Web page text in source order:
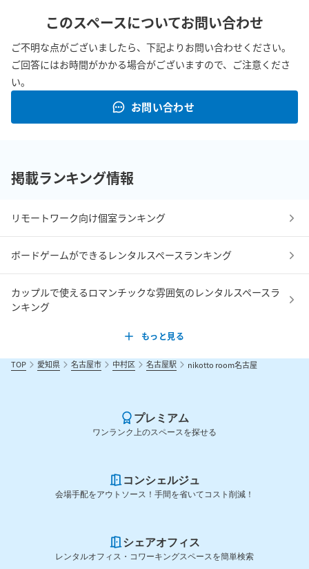
★当スペースは、無人運用、ご利用者様のセルフクリーニングに
より低価格でのご提供をしております。
【片付け・ゴミについて】
ゴミ箱はございません。ゴミは必ずお持ち帰りください。
てください。
ゴミを置いていった場合は清掃費及び罰金を請求いたします。
◎おすすめ利用用途◎
会議/セミナー/交流会/勉強会/英会話教室/カウンセリング/インタ
ビュー/撮影/テレワーク/コワーキング/作業場所/Web会議/オンラ
イン授業/ボードゲーム　等
【重要】必ずお読みください
事項が記載されておりますので、必ずご確認ください。
に限り、逸失利益、事業機会の喪失等の間接的な損害については
良等による返金や保証は出来かねます。
損・破損等が発生した場合、復旧費用及び罰金を請求する場合が
ございます。
このスペースについてお問い合わせ
ご不明な点がございましたら、下記よりお問い合わせください。
ご回答にはお時間がかかる場合がございますので、ご注意くださ
い。
お問い合わせ
掲載ランキング情報
リモートワーク向け個室ランキング
ボードゲームができるレンタルスペースランキング
カップルで使えるロマンチックな雰囲気のレンタルスペースラ
ンキング
もっと見る
TOP 愛知県 名古屋市 中村区 名古屋駅 nikotto room名古屋
プレミアム
ワンランク上のスペースを探せる
コンシェルジュ
会場手配をアウトソース！手間を省いてコスト削減！
シェアオフィス
レンタルオフィス・コワーキングスペースを簡単検索